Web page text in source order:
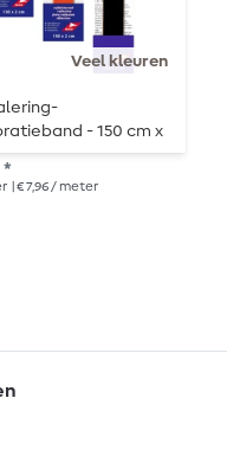
Veel kleuren
- 150 cm x
- zelfklevend
*
| € 7,96 / meter